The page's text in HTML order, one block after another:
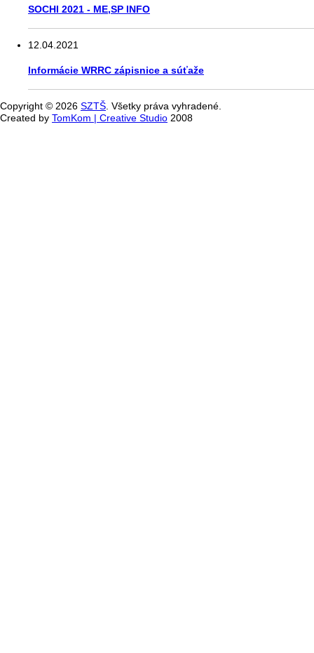
SOCHI 2021 - ME,SP INFO
12.04.2021
Informácie WRRC zápisnice a súťaže
Copyright © 2026 SZTŠ. Všetky práva vyhradené.
Created by TomKom | Creative Studio 2008